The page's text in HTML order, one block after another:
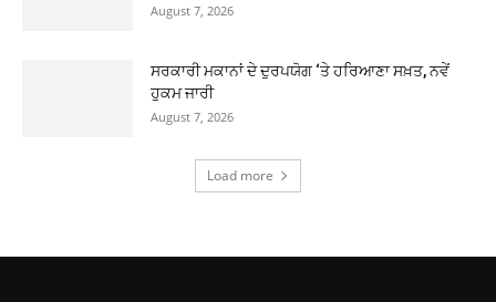
August 7, 2026
ਸਰਕਾਰੀ ਮਕਾਨਾਂ ਦੇ ਦੁਰਪਯੋਗ ‘ਤੇ ਹਰਿਆਣਾ ਸਖ਼ਤ, ਨਵੇਂ
ਹੁਕਮ ਜਾਰੀ
August 7, 2026
Load more